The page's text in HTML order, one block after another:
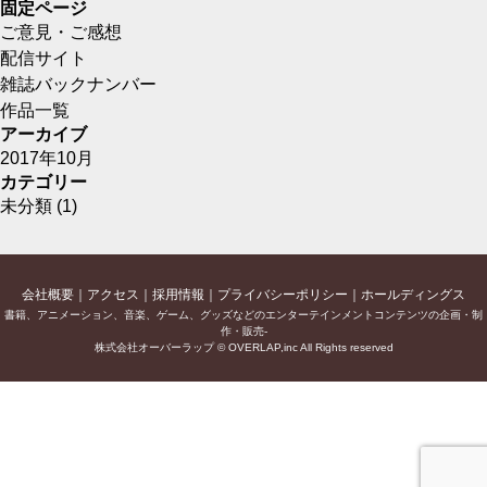
固定ページ
ご意見・ご感想
配信サイト
雑誌バックナンバー
作品一覧
アーカイブ
2017年10月
カテゴリー
未分類 (1)
会社概要 アクセス 採用情報 プライバシーポリシー ホールディングス
書籍、アニメーション、音楽、ゲーム、グッズなどのエンターテインメントコンテンツの企画・制
作・販売-
株式会社オーバーラップ © OVERLAP,inc All Rights reserved